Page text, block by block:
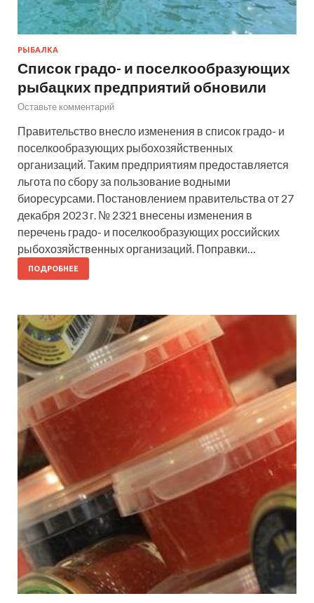
РЫБАЛКА
Список градо- и поселкообразующих
рыбацких предприятий обновили
Оставьте комментарий
Правительство внесло изменения в список градо- и
поселкообразующих рыбохозяйственных
организаций. Таким предприятиям предоставляется
льгота по сбору за пользование водными
биоресурсами. Постановлением правительства от 27
декабря 2023 г. № 2321 внесены изменения в
перечень градо- и поселкообразующих российских
рыбохозяйственных организаций. Поправки…
ПОДРОБНЕЕ